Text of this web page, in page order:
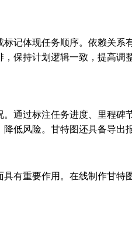
记体现任务顺序。依赖关系
保持计划逻辑一致，提高调
通过标注任务进度、里程碑
低风险。甘特图还具备导出
有重要作用。在线制作甘特